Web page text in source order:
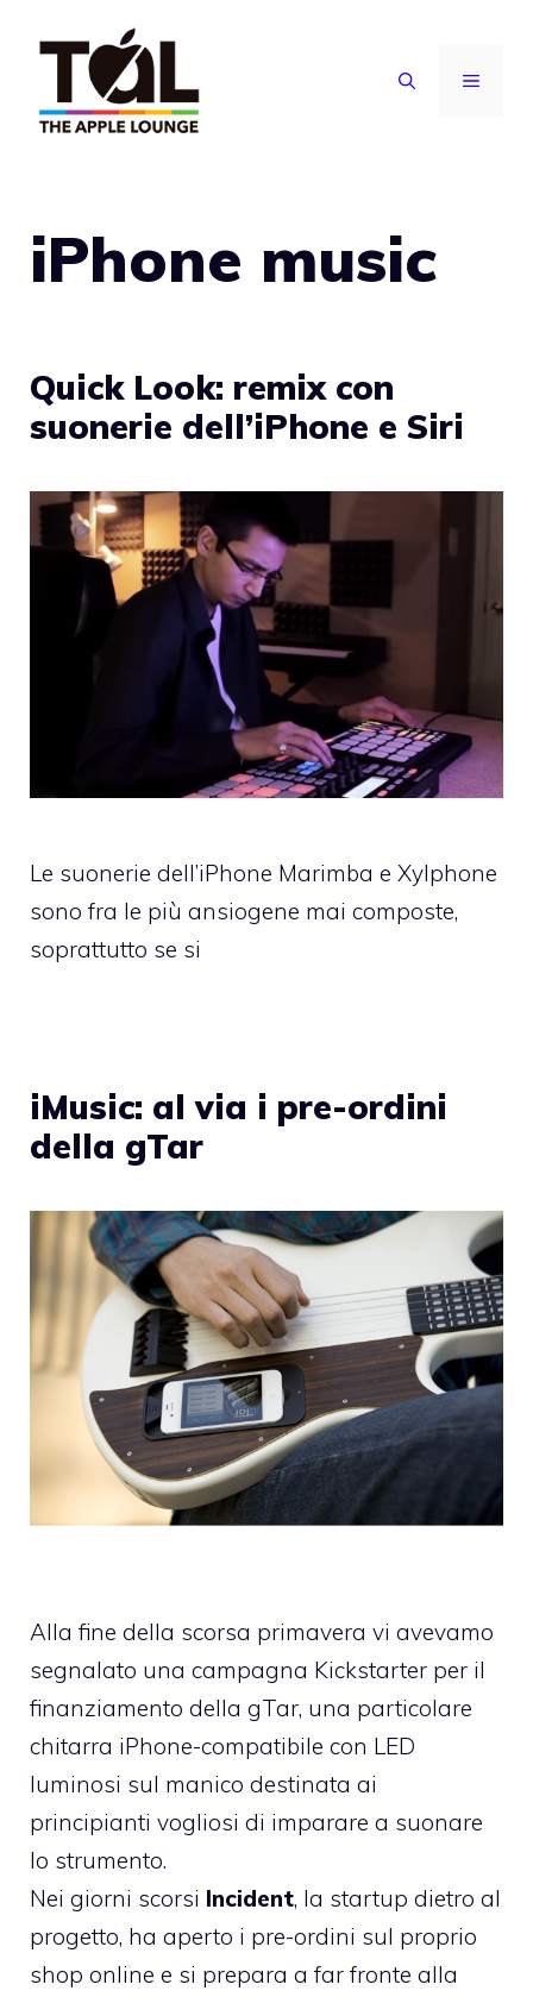
contenuto
MENU
iPhone music
Quick Look: remix con
suonerie dell’iPhone e Siri
Le suonerie dell’iPhone Marimba e Xylphone
sono fra le più ansiogene mai composte,
soprattutto se si
iMusic: al via i pre-ordini
della gTar
Alla fine della scorsa primavera vi avevamo
segnalato una campagna Kickstarter per il
finanziamento della gTar, una particolare
chitarra iPhone-compatibile con LED
luminosi sul manico destinata ai
principianti vogliosi di imparare a suonare
lo strumento.
Nei giorni scorsi Incident, la startup dietro al
progetto, ha aperto i pre-ordini sul proprio
shop online e si prepara a far fronte alla